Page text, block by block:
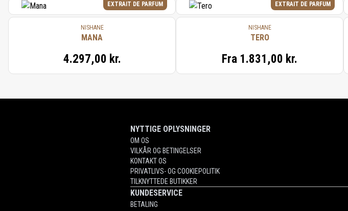
EXTRAIT DE PARFUM
NISHANE
MANA
4.297,00 kr.
EXTRAIT DE PARFUM
NISHANE
TERO
Fra 1.831,00 kr.
NYTTIGE OPLYSNINGER
OM OS
VILKÅR OG BETINGELSER
KONTAKT OS
PRIVATLIVS- OG COOKIEPOLITIK
TILKNYTTEDE BUTIKKER
KUNDESERVICE
BETALING